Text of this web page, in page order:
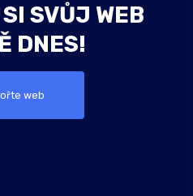
SVŮJ WEB
DNES!
web